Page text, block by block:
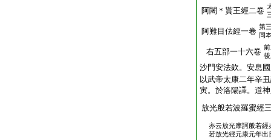
阿闍＊貰王經二卷
阿難目佉經一卷 第
同
右五部一十六卷
沙門安法欽。安息
以武帝太康二年辛
寅。於洛陽譯。道
放光般若波羅蜜經
亦云放光摩訶般若經
若放光經元康元年出